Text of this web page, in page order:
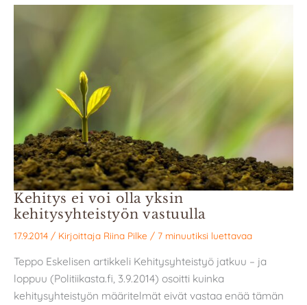
Kehitys ei voi olla yksin
kehitysyhteistyön vastuulla
17.9.2014 / Kirjoittaja Riina Pilke / 7 minuutiksi luettavaa
Teppo Eskelisen artikkeli Kehitysyhteistyö jatkuu – ja
loppuu (Politiikasta.fi, 3.9.2014) osoitti kuinka
kehitysyhteistyön määritelmät eivät vastaa enää tämän